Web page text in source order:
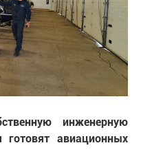
инженерную
авиационных